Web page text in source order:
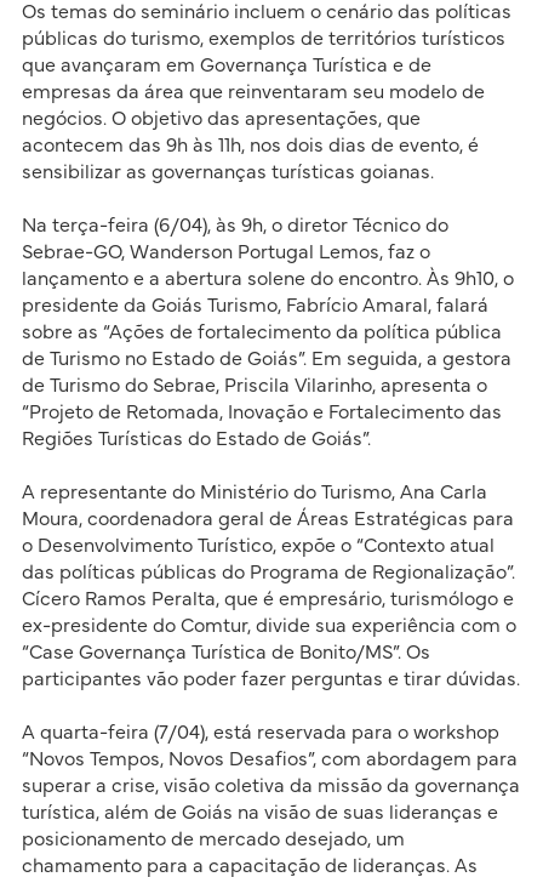
Os temas do seminário incluem o cenário das políticas
públicas do turismo, exemplos de territórios turísticos
que avançaram em Governança Turística e de
empresas da área que reinventaram seu modelo de
negócios. O objetivo das apresentações, que
acontecem das 9h às 11h, nos dois dias de evento, é
sensibilizar as governanças turísticas goianas.
Na terça-feira (6/04), às 9h, o diretor Técnico do
Sebrae-GO, Wanderson Portugal Lemos, faz o
lançamento e a abertura solene do encontro. Às 9h10, o
presidente da Goiás Turismo, Fabrício Amaral, falará
sobre as “Ações de fortalecimento da política pública
de Turismo no Estado de Goiás”. Em seguida, a gestora
de Turismo do Sebrae, Priscila Vilarinho, apresenta o
“Projeto de Retomada, Inovação e Fortalecimento das
Regiões Turísticas do Estado de Goiás”.
A representante do Ministério do Turismo, Ana Carla
Moura, coordenadora geral de Áreas Estratégicas para
o Desenvolvimento Turístico, expõe o “Contexto atual
das políticas públicas do Programa de Regionalização”.
Cícero Ramos Peralta, que é empresário, turismólogo e
ex-presidente do Comtur, divide sua experiência com o
“Case Governança Turística de Bonito/MS”. Os
participantes vão poder fazer perguntas e tirar dúvidas.
A quarta-feira (7/04), está reservada para o workshop
“Novos Tempos, Novos Desafios”, com abordagem para
superar a crise, visão coletiva da missão da governança
turística, além de Goiás na visão de suas lideranças e
posicionamento de mercado desejado, um
chamamento para a capacitação de lideranças. As